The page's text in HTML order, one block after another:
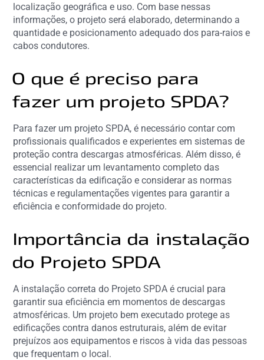
localização geográfica e uso. Com base nessas
informações, o projeto será elaborado, determinando a
quantidade e posicionamento adequado dos para-raios e
cabos condutores.
O que é preciso para
fazer um projeto SPDA?
Para fazer um projeto SPDA, é necessário contar com
profissionais qualificados e experientes em sistemas de
proteção contra descargas atmosféricas. Além disso, é
essencial realizar um levantamento completo das
características da edificação e considerar as normas
técnicas e regulamentações vigentes para garantir a
eficiência e conformidade do projeto.
Importância da instalação
do Projeto SPDA
A instalação correta do Projeto SPDA é crucial para
garantir sua eficiência em momentos de descargas
atmosféricas. Um projeto bem executado protege as
edificações contra danos estruturais, além de evitar
prejuízos aos equipamentos e riscos à vida das pessoas
que frequentam o local.